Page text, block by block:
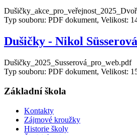
Typ souboru: PDF dokument, Velikost:
Dušičky - Nikol Süsserová
Dušičky_2025_Susserová_pro_web.pdf
Typ souboru: PDF dokument, Velikost:
Základní škola
Kontakty
Zájmové kroužky
Historie školy